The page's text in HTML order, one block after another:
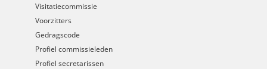
Visitatiecommissie
Voorzitters
Gedragscode
Profiel commissieleden
Profiel secretarissen